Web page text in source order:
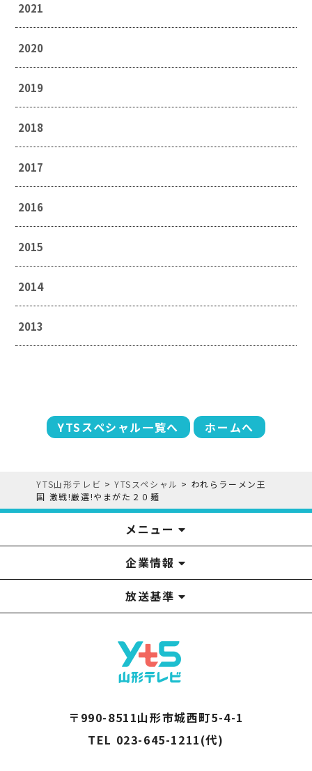
2021
2020
2019
2018
2017
2016
2015
2014
2013
YTSスペシャル一覧へ ホームへ
YTS山形テレビ >YTSスペシャル > われらラーメン王
国 激戦!厳選!やまがた２０麺
メニュー
YTSニュース
番組
アナウンサー
プレゼント
イベント
みるるん星人
YTS見学ツアー
番組表
お問い合わせ
企業情報
企業情報
役員構成
YTS山形テレビ SDGs 宣言
採用情報
山形テレビ人権方針
山形テレビ国民保護業務計画提出文
個人情報基本方針
情報セキュリティ基本方針
視聴データの取扱いについて
系列局一覧
中継局一覧
放送基準
〒990-8511山形市城西町5-4-1
TEL 023-645-1211(代)